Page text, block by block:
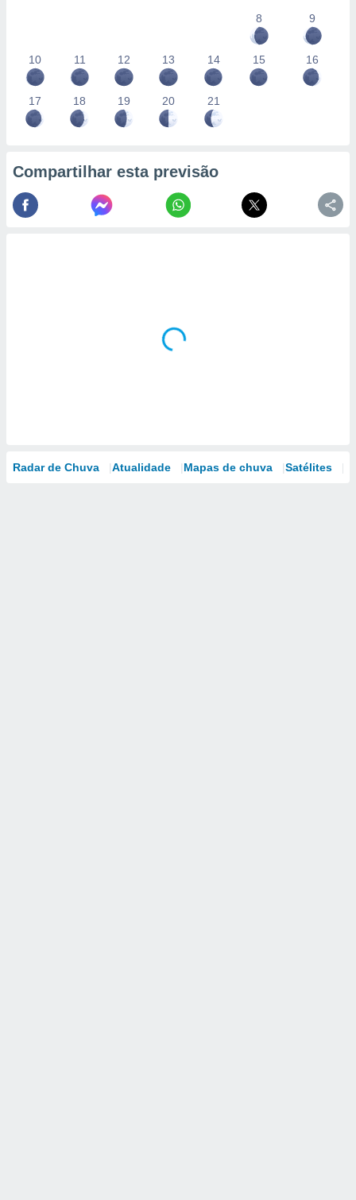
8
9
10 11 12 13 14 15 16
17 18 19 20 21
Compartilhar esta previsão
Radar de Chuva Atualidade Mapas de chuva Satélites